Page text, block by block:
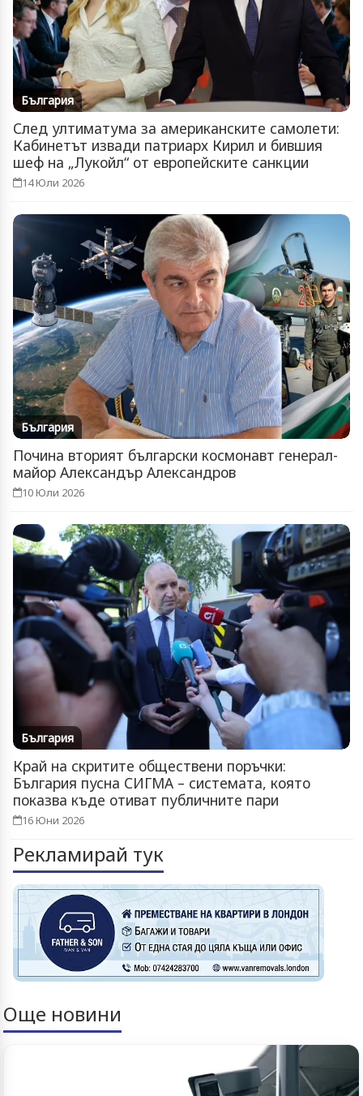
България
След ултиматума за американските самолети:
Кабинетът извади патриарх Кирил и бившия
шеф на „Лукойл“ от европейските санкции
14 Юли 2026
България
Почина вторият български космонавт генерал-
майор Александър Александров
10 Юли 2026
България
Край на скритите обществени поръчки:
България пусна СИГМА – системата, която
показва къде отиват публичните пари
16 Юни 2026
Рекламирай тук
Още новини